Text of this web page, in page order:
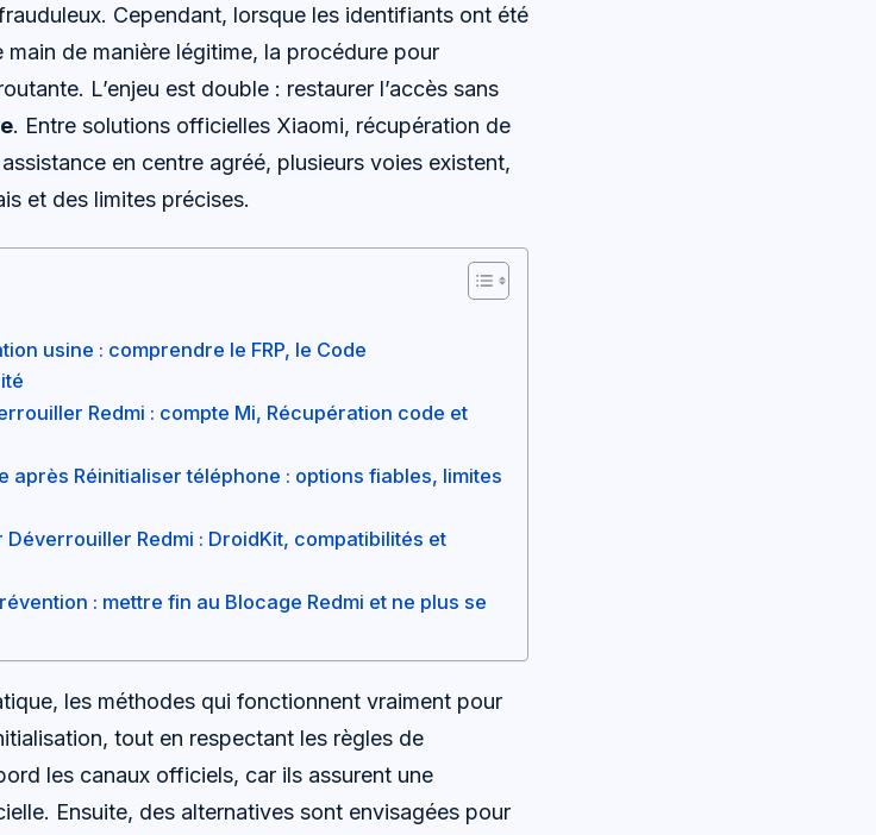
Cependant, lorsque les identifiants ont été
de manière légitime, la procédure pour
L’enjeu est double : restaurer l’accès sans
. Entre solutions officielles Xiaomi, récupération de
en centre agréé, plusieurs voies existent,
et des limites précises.
usine : comprendre le FRP, le Code
Redmi : compte Mi, Récupération code et
après Réinitialiser téléphone : options fiables, limites
Redmi : DroidKit, compatibilités et
: mettre fin au Blocage Redmi et ne plus se
les méthodes qui fonctionnent vraiment pour
tout en respectant les règles de
les canaux officiels, car ils assurent une
Ensuite, des alternatives sont envisagées pour